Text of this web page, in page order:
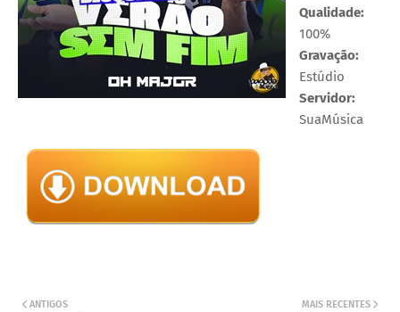
Qualidade:
100%
Gravação:
Estúdio
Servidor:
SuaMúsica
MAIS RECENTES
ANTIGOS